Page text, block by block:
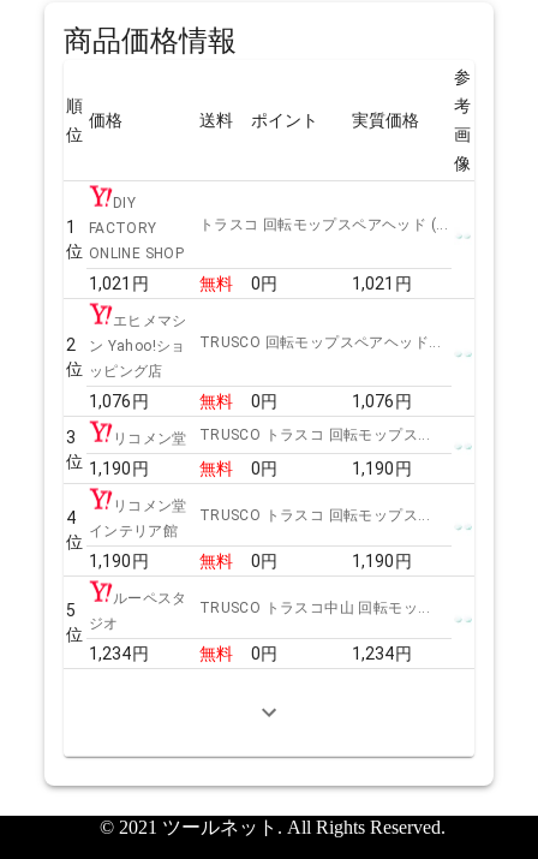
商品価格情報
順
位
価格 送料 ポイント 実質価格
参
考
画
像
1
位
DIY
FACTORY
ONLINE SHOP
トラスコ 回転モップスペアヘッド (...
1,021 円 無料 0円 1,021 円
2
位
エヒメマシ
ン Yahoo!ショ
ッピング店
TRUSCO 回転モップスペアヘッド...
1,076円 無料 0円 1,076円
3
位
リコメン堂 TRUSCO トラスコ 回転モップス...
1,190円 無料 0円 1,190円
4
位
リコメン堂
インテリア館
TRUSCO トラスコ 回転モップス...
1,190円 無料 0円 1,190円
5
位
ルーペスタ
ジオ
TRUSCO トラスコ中山 回転モッ...
1,234円 無料 0円 1,234円
© 2021 ツールネット. All Rights Reserved.